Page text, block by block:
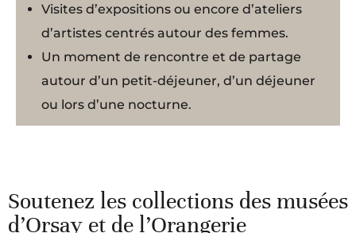
Visites d’expositions ou encore d’ateliers
d’artistes centrés autour des femmes.
Un moment de rencontre et de partage
autour d’un petit-déjeuner, d’un déjeuner
ou lors d’une nocturne.
Soutenez les collections des musées
d’Orsay et de l’Orangerie